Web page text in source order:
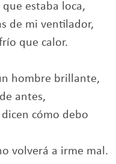
estaba loca,
de mi ventilador,
que calor.
hombre brillante,
antes,
cómo debo
volverá a irme mal.